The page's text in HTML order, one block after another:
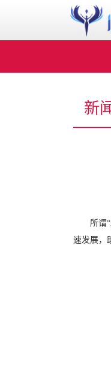
新
所谓
速发展，